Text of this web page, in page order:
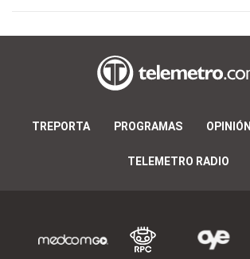
TREPORTA PROGRAMAS OPINIÓN
TELEMETRO RADIO